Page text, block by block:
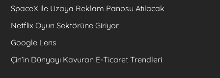
SpaceX ile Uzaya Reklam Panosu Atılacak
Netflix Oyun Sektörüne Giriyor
Google Lens
Çin’in Dünyayı Kavuran E-Ticaret Trendleri